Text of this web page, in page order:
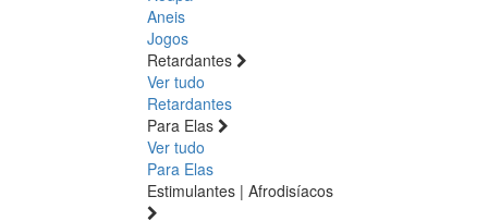
Aneis
Jogos
Retardantes
Ver tudo
Retardantes
Para Elas
Ver tudo
Para Elas
Estimulantes | Afrodisíacos